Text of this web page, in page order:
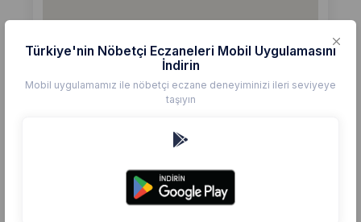
Türkiye'nin Nöbetçi Eczaneleri Mobil Uygulamasını
İndirin
Mobil uygulamamız ile nöbetçi eczane deneyiminizi ileri seviyeye
taşıyın